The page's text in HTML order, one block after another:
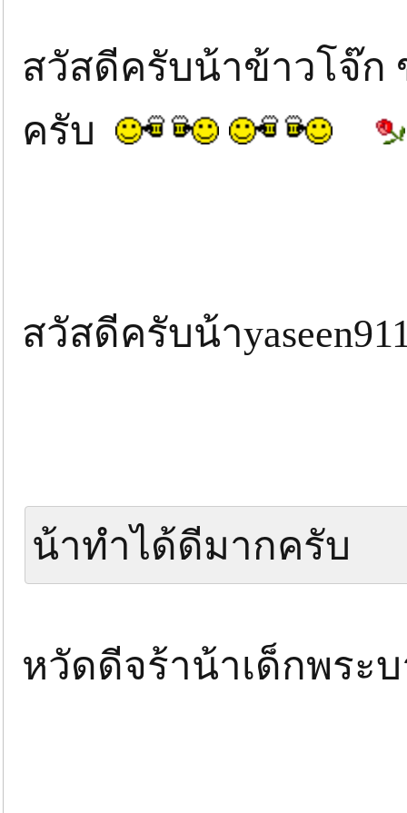
สวัสดีครับน้าข้าวโจ๊
ครับ
สวัสดีครับน้า
น้าทําได้ดีมากครับ
หวัดดีจร้าน้าเด็กพระ